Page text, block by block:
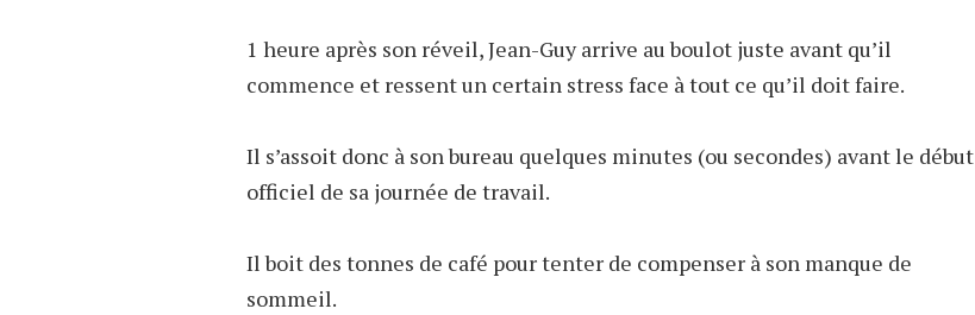
1 heure après son réveil, Jean-Guy arrive au boulot juste avant qu’il
commence et ressent un certain stress face à tout ce qu’il doit faire.
Il s’assoit donc à son bureau quelques minutes (ou secondes) avant le début
officiel de sa journée de travail.
Il boit des tonnes de café pour tenter de compenser à son manque de
sommeil.